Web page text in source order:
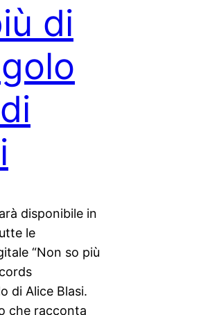
di
disponibile in
le
“Non so più
di Alice Blasi.
che racconta